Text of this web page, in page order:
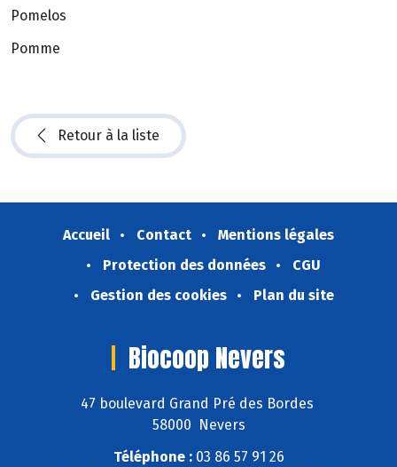
Pomelos
Pomme
Retour à la liste
Accueil Contact
Mentions légales
Protection des données
CGU
Gestion des cookies
Plan du site
Biocoop Nevers
47 boulevard Grand Pré des Bordes
58000 Nevers
Téléphone :03 86 57 91 26